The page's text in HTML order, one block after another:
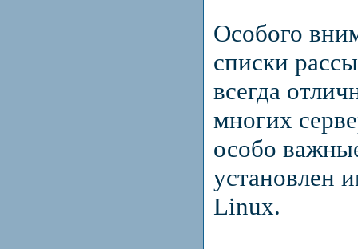
Особого
списки
всегда
многих
особо
установлен
Linux.